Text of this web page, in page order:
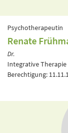
Psychotherapeutin
Renate
Dr.
Integrative
Berechtigung: